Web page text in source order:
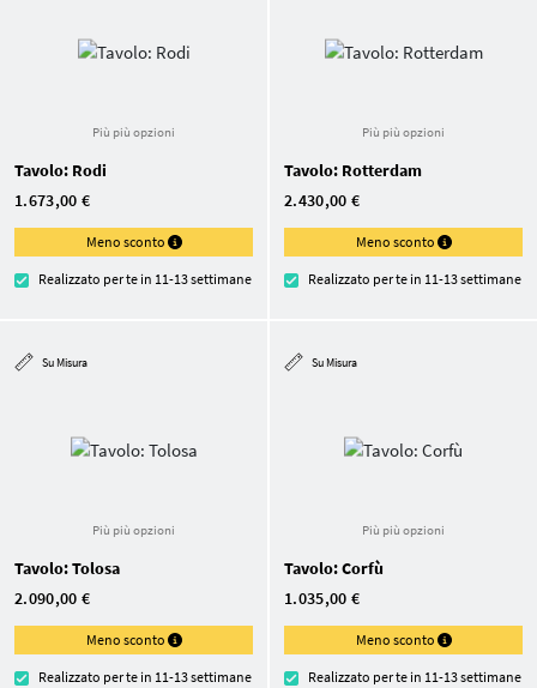
Più più opzioni
Tavolo: Rodi
1.673,00 €
Meno sconto
Realizzato per te in 11-13 settimane
Più più opzioni
Tavolo: Rotterdam
2.430,00 €
Meno sconto
Realizzato per te in 11-13 settimane
Su Misura
Più più opzioni
Tavolo: Tolosa
2.090,00 €
Meno sconto
Realizzato per te in 11-13 settimane
Su Misura
Più più opzioni
Tavolo: Corfù
1.035,00 €
Meno sconto
Realizzato per te in 11-13 settimane